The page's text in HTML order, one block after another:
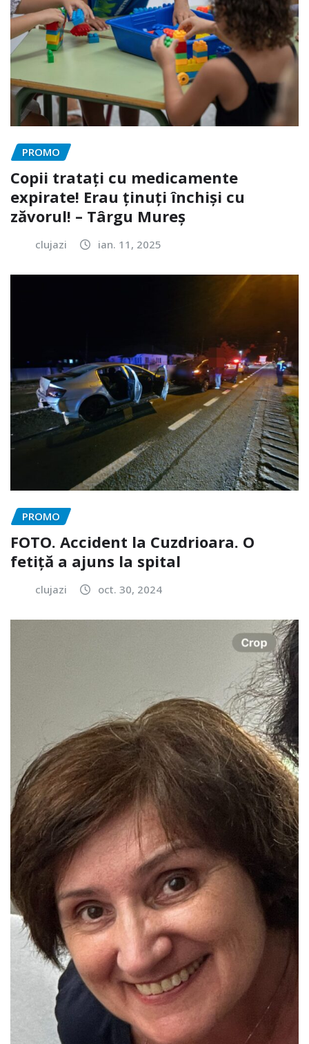
PROMO
Copii tratați cu medicamente
expirate! Erau ținuți închiși cu
zăvorul! – Târgu Mureș
clujazi ian. 11, 2025
PROMO
FOTO. Accident la Cuzdrioara. O
fetiță a ajuns la spital
clujazi oct. 30, 2024